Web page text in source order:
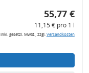
55,77 €
11,15 € pro 1 l
inkl. gesetzl. MwSt., zzgl.Versandkosten